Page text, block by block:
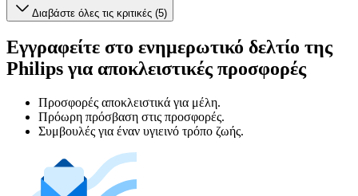
Διαβάστε όλες τις κριτικές (5)
Εγγραφείτε στο ενημερωτικό δελτίο της
Philips για αποκλειστικές προσφορές
Προσφορές αποκλειστικά για μέλη.
Πρόωρη πρόσβαση στις προσφορές.
Συμβουλές για έναν υγιεινό τρόπο ζωής.